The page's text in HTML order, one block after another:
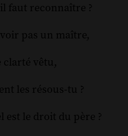
faut reconnaître ?
pas un maître,
clarté vêtu,
les résous-tu ?
est le droit du père ?